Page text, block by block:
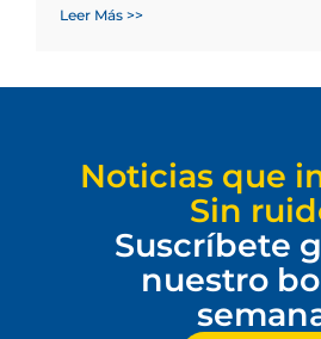
Leer Más >>
Noticias que
Sin
Suscríbete
nuestro